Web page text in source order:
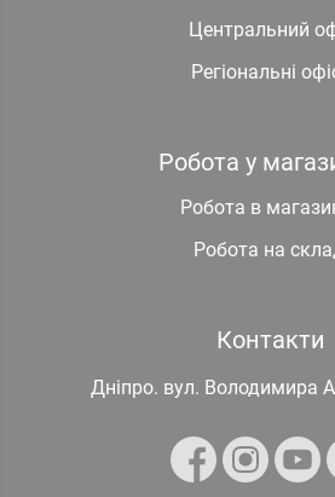
Центральний
Регіональні
Робота у
Робота в
Робота на
Контакти
Дніпро. вул. Володимира